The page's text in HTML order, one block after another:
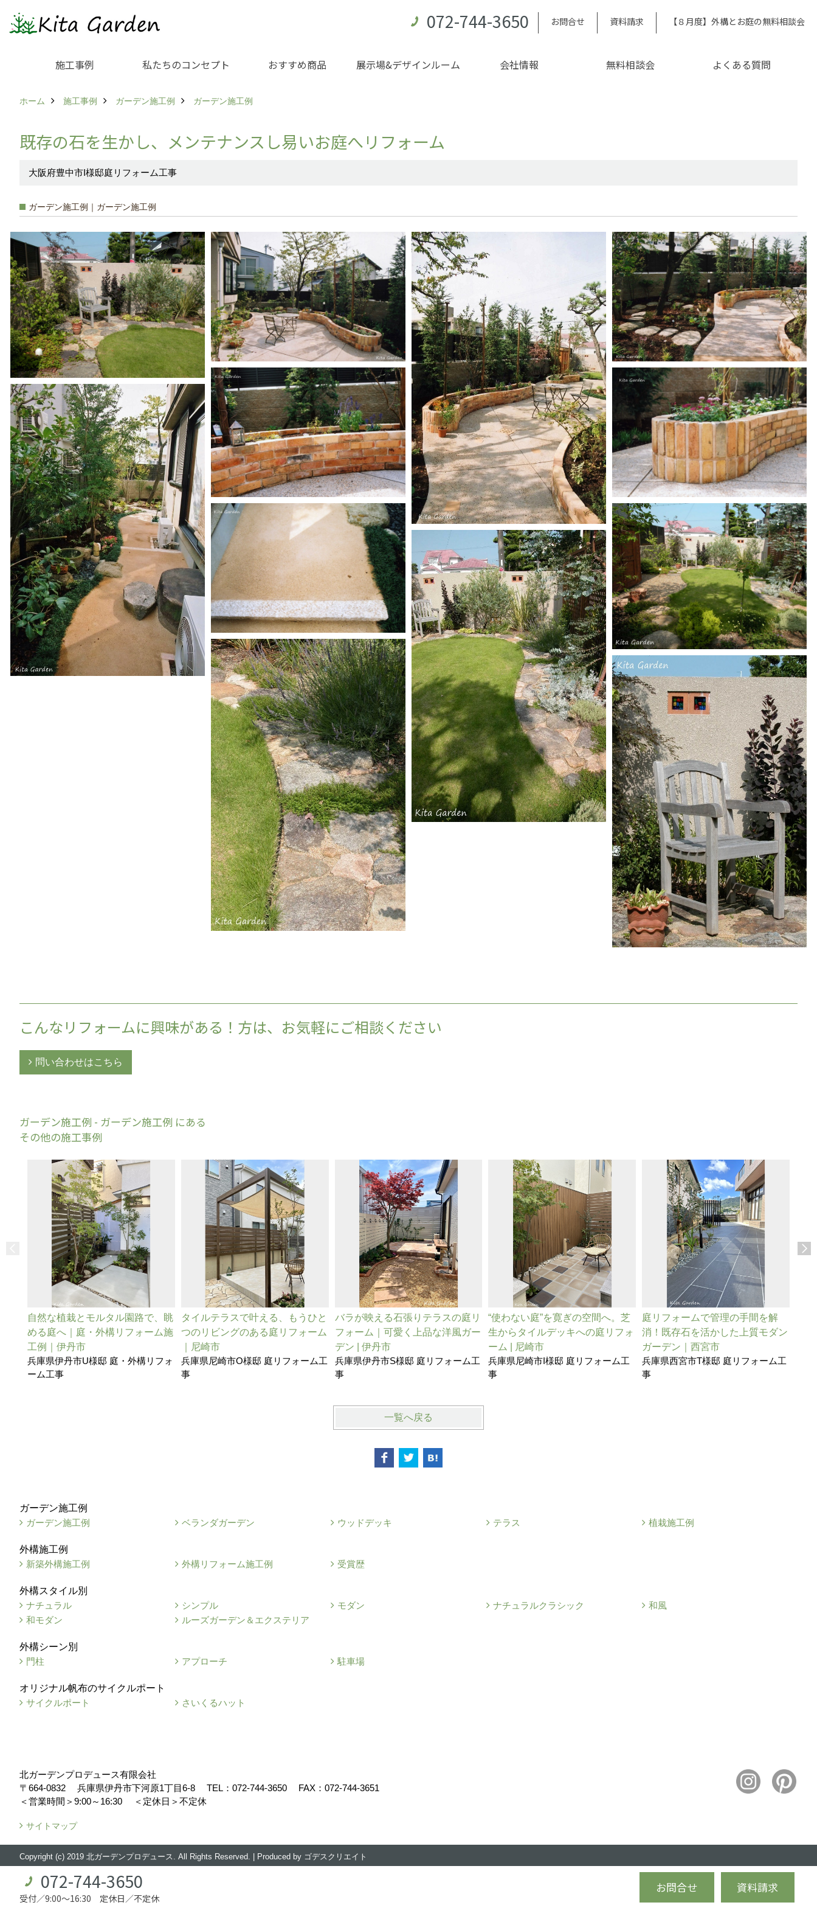
072-744-3650 お問合せ 資料請求 【８月度】外構とお庭の無料相談会
施工事例 私たちのコンセプト おすすめ商品 展示場&デザインルーム 会社情報 無料相談会 よくある質問
ホーム 施工事例 ガーデン施工例 ガーデン施工例
既存の石を生かし、メンテナンスし易いお庭へリフォーム
大阪府豊中市I様邸庭リフォーム工事
ガーデン施工例｜ガーデン施工例
こんなリフォームに興味がある！方は、お気軽にご相談ください
問い合わせはこちら
ガーデン施工例 - ガーデン施工例 にある
その他の施工事例
自然な植栽とモルタル園路で、眺
める庭へ｜庭・外構リフォーム施
工例｜伊丹市
兵庫県伊丹市U様邸 庭・外構リフォ
ーム工事
タイルテラスで叶える、もうひと
つのリビングのある庭リフォーム
｜尼崎市
兵庫県尼崎市O様邸 庭リフォーム工
事
バラが映える石張りテラスの庭リ
フォーム｜可愛く上品な洋風ガー
デン | 伊丹市
兵庫県伊丹市S様邸 庭リフォーム工
事
“使わない庭”を寛ぎの空間へ。芝
生からタイルデッキへの庭リフォ
ーム | 尼崎市
兵庫県尼崎市I様邸 庭リフォーム工
事
庭リフォームで管理の手間を解
消！既存石を活かした上質モダン
ガーデン｜西宮市
兵庫県西宮市T様邸 庭リフォーム工
事
一覧へ戻る
ガーデン施工例
ガーデン施工例
ベランダガーデン ウッドデッキ テラス 植栽施工例
外構施工例
新築外構施工例
外構リフォーム施工例 受賞歴
外構スタイル別
ナチュラル
シンプル モダン ナチュラルクラシック
和風
和モダン
ルーズガーデン＆エクステリア
外構シーン別
門柱
アプローチ 駐車場
オリジナル帆布のサイクルポート
サイクルポート
さいくるハット
北ガーデンプロデュース有限会社
〒664-0832
兵庫県伊丹市下河原1丁目6-8 TEL： 072-744-3650
FAX：072-744-3651
＜営業時間＞9:00～16:30
＜定休日＞不定休
サイトマップ
Copyright (c) 2019 北ガーデンプロデュース. All Rights Reserved. Produced by ゴデスクリエイト
072-744-3650
受付／9:00～16:30 定休日／不定休
お問合せ 資料請求